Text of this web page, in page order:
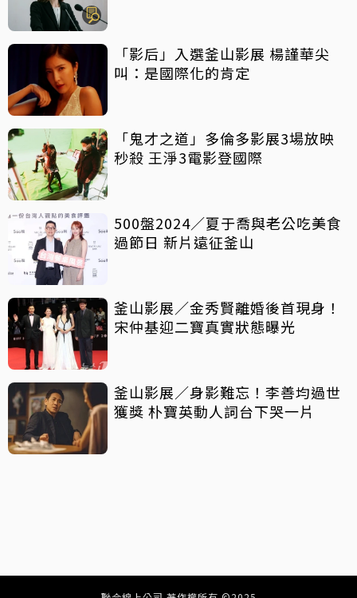
「影后」入選釜山影展 楊謹華尖
叫：是國際化的肯定
「鬼才之道」多倫多影展3場放映
秒殺 王淨3電影登國際
500盤2024／夏于喬與老公吃美食
過節日 新片遠征釜山
釜山影展／金秀賢離婚後首現身！
宋仲基迎二寶真實狀態曝光
釜山影展／身影難忘！李善均過世
獲獎 朴寶英動人詞台下哭一片